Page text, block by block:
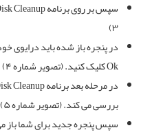
۳)
در پنجره باز شده باید درایوی
Ok کلیک کنید. (تصویر شماره ۴)
بررسی می کند. (تصویر شماره ۵)
سپس پنجره جدید برای شما